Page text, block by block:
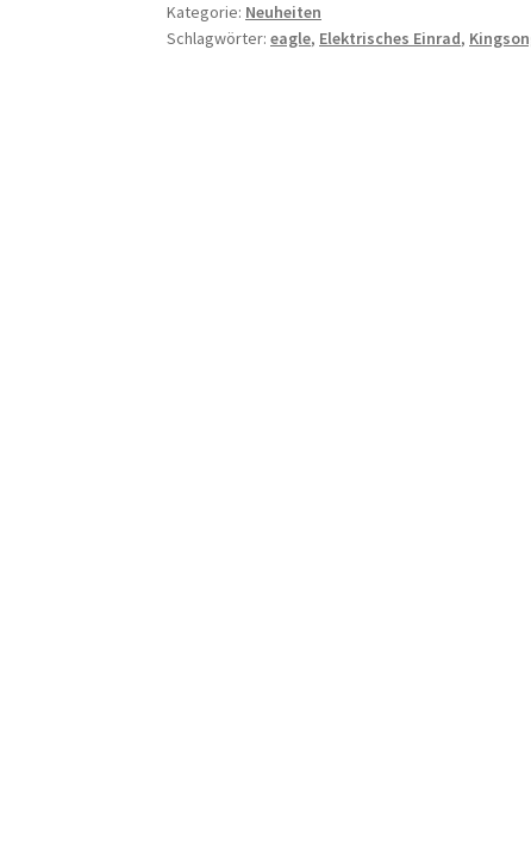
Kategorie: Neuheiten
Schlagwörter:eagle, Elektrisches Einrad,